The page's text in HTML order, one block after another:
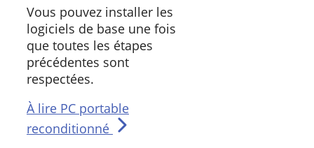
Vous pouvez installer les
logiciels de base une fois
que toutes les étapes
précédentes sont
respectées.
À lire PC portable
reconditionné